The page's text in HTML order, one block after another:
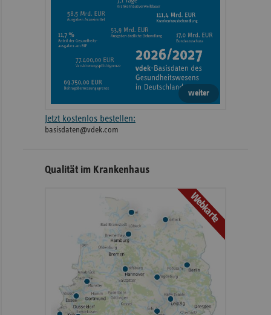
weiter
Jetzt kostenlos bestellen:
basisdaten@vdek.com
Qualität im Krankenhaus
Webkarte